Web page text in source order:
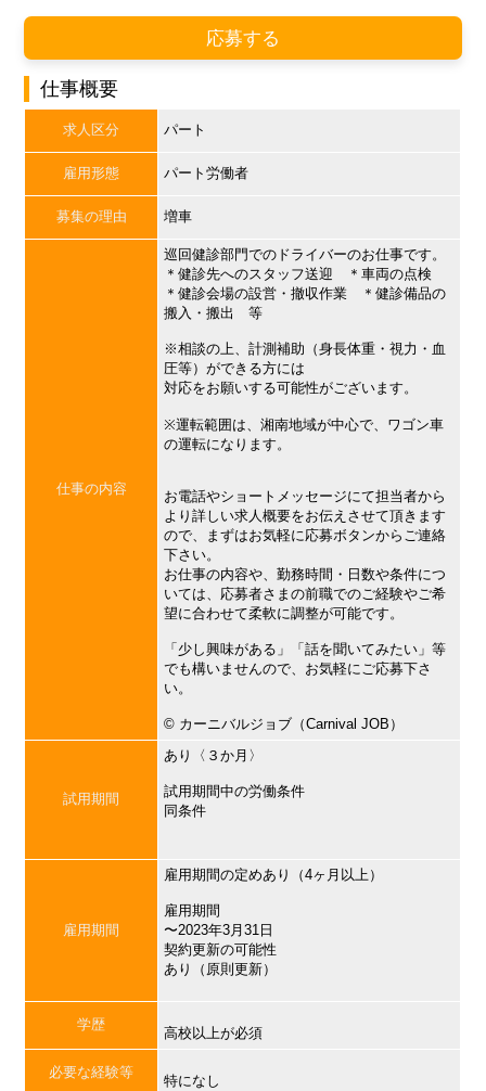
応募する
仕事概要
求人区分 パート
雇用形態 パート労働者
募集の理由 増車
仕事の内容
巡回健診部門でのドライバーのお仕事です。
＊健診先へのスタッフ送迎 ＊車両の点検
＊健診会場の設営・撤収作業 ＊健診備品の
搬入・搬出 等
※相談の上、計測補助（身長体重・視力・血
圧等）ができる方には
対応をお願いする可能性がございます。
※運転範囲は、湘南地域が中心で、ワゴン車
の運転になります。
お電話やショートメッセージにて担当者から
より詳しい求人概要をお伝えさせて頂きます
ので、まずはお気軽に応募ボタンからご連絡
下さい。
お仕事の内容や、勤務時間・日数や条件につ
いては、応募者さまの前職でのご経験やご希
望に合わせて柔軟に調整が可能です。
「少し興味がある」「話を聞いてみたい」等
でも構いませんので、お気軽にご応募下さ
い。
©︎ カーニバルジョブ（Carnival JOB）
試用期間
あり〈３か月〉
試用期間中の労働条件
同条件
雇用期間
雇用期間の定めあり（4ヶ月以上）
雇用期間
〜2023年3月31日
契約更新の可能性
あり（原則更新）
学歴
高校以上が必須
必要な経験等
特になし